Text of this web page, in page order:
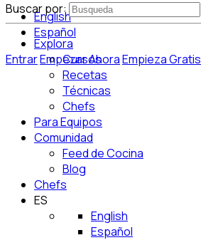
English
Español
EntrarEmpezar AhoraEmpieza Gratis
Buscar por:
Explora
Cursos
Recetas
Técnicas
Chefs
Para Equipos
Comunidad
Feed de Cocina
Blog
Chefs
ES
English
Español